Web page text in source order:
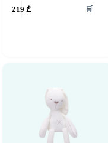
219₾ 🛒